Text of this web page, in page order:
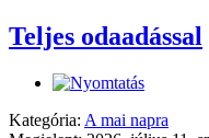
Teljes odaadással
Kategória: A mai napra